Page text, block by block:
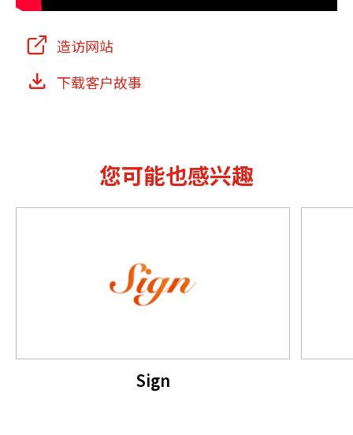
Mute
Settings
造访网站
下载客户故事
您可能也感兴趣
Sign